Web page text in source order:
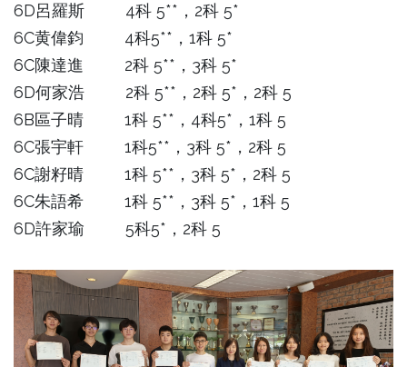
6D呂羅斯 4科 5**，2科 5*
6C黄偉鈞 4科5**，1科 5*
6C陳達進 2科 5**，3科 5*
6D何家浩 2科 5**，2科 5*，2科 5
6B區子晴 1科 5**，4科5*，1科 5
6C張宇軒 1科5**，3科 5*，2科 5
6C謝籽晴 1科 5**，3科 5*，2科 5
6C朱語希 1科 5**，3科 5*，1科 5
6D許家瑜 5科5*，2科 5